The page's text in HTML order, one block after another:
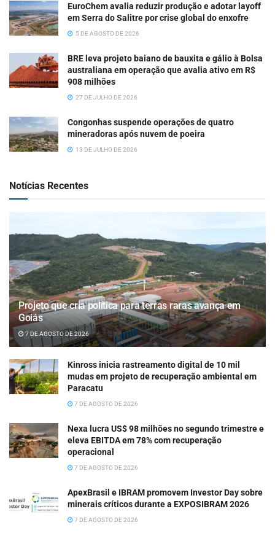
EuroChem avalia reduzir produção e adotar layoff
em Serra do Salitre por crise global do enxofre
5 DE AGOSTO DE 2026
BRE leva projeto baiano de bauxita e gálio à Bolsa
australiana em operação que avalia ativo em R$
908 milhões
27 DE JULHO DE 2026
Congonhas suspende operações de quatro
mineradoras após nuvem de poeira
13 DE JULHO DE 2026
Notícias Recentes
Projeto que cria política para terras raras avança em
Goiás
7 DE AGOSTO DE 2026
Kinross inicia rastreamento digital de 10 mil
mudas em projeto de recuperação ambiental em
Paracatu
7 DE AGOSTO DE 2026
Nexa lucra US$ 98 milhões no segundo trimestre e
eleva EBITDA em 78% com recuperação
operacional
7 DE AGOSTO DE 2026
ApexBrasil e IBRAM promovem Investor Day sobre
minerais críticos durante a EXPOSIBRAM 2026
7 DE AGOSTO DE 2026